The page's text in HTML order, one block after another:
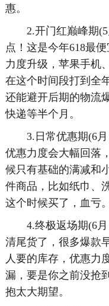
惠。
2.开门红巅峰期(5
点！这是今年618最
力度升级，苹果手机
在这个时间段打到全
还能避开后期的物流
快递等半个月。
3.日常优惠期(6月
优惠力度会大幅回落
候只有基础的满减和
件商品，比如纸巾、
这个时候买了，血亏。
4.终极返场期(6月
清尾货了，很多爆款
人要的库存，优惠力
漏，要是你之前没抢
抱太大期望。